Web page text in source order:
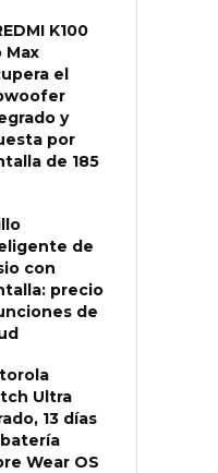
K100
Max
el
y
por
de 185
de
con
precio
de
Ultra
13 días
Wear OS